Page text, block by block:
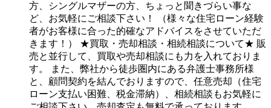
方、シングルマザーの方、ちょっと聞きづらい事な
ど、お気軽にご相談下さい！ （様々な住宅ローン経験
者がお客様に合った的確なアドバイスをさせていただ
きます！） ★買取・売却相談・相続相談について★ 販
売と並行して、買取や売却相談にも力を入れておりま
す。 また、弊社から徒歩圏内にある弁護士事務所様
と、顧問契約を結んでおりますので、任意売却（住宅
ローン支払い困難、税金滞納）、相続相談もお気軽に